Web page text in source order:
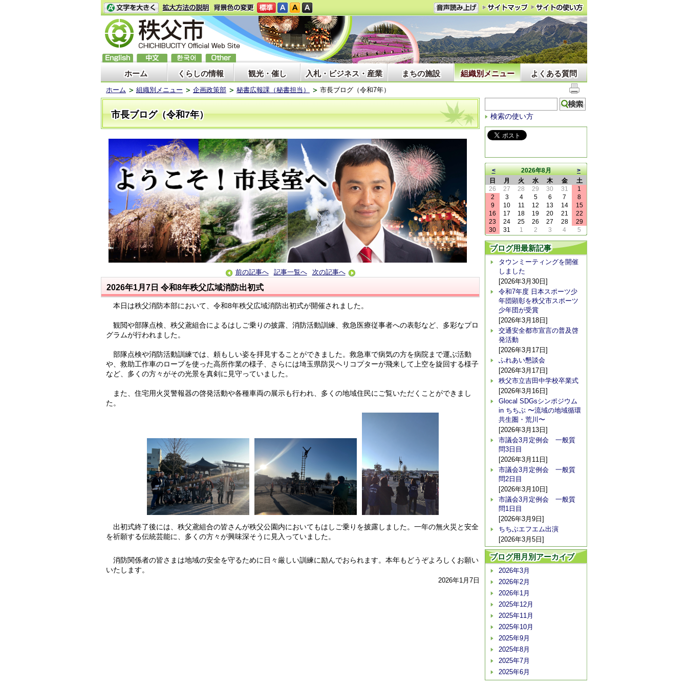
ホーム くらしの情報 観光・催し 入札・ビジネス・産業 まちの施設 組織別メニュー よくある質問
ホーム 組織別メニュー 企画政策部 秘書広報課（秘書担当） 市長ブログ（令和7年）
市長ブログ（令和7年）
前の記事へ 記事一覧へ 次の記事へ
2026年1月7日 令和8年秩父広域消防出初式
本日は秩父消防本部において、令和8年秩父広域消防出初式が開催されました。
観閲や部隊点検、秩父鳶組合によるはしご乗りの披露、消防活動訓練、救急医療従事者への表彰など、多彩なプロ
グラムが行われました。
部隊点検や消防活動訓練では、頼もしい姿を拝見することができました。救急車で病気の方を病院まで運ぶ活動
や、救助工作車のロープを使った高所作業の様子、さらには埼玉県防災ヘリコプターが飛来して上空を旋回する様子
など、多くの方々がその光景を真剣に見守っていました。
また、住宅用火災警報器の啓発活動や各種車両の展示も行われ、多くの地域住民にご覧いただくことができまし
た。
出初式終了後には、秩父鳶組合の皆さんが秩父公園内においてもはしご乗りを披露しました。一年の無火災と安全
を祈願する伝統芸能に、多くの方々が興味深そうに見入っていました。
消防関係者の皆さまは地域の安全を守るために日々厳しい訓練に励んでおられます。本年もどうぞよろしくお願い
いたします。
2026年1月7日
検索の使い方
< 2026年8月
>
日
月 火 水 木 金
土
26
27 28 29 30 31
1
2
3 4 5 6 7
8
9
10 11 12 13 14
15
16
17 18 19 20 21
22
23
24 25 26 27 28
29
30
31 1 2 3 4 5
ブログ用最新記事
タウンミーティングを開催
しました
[2026年3月30日]
令和7年度 日本スポーツ少
年団顕彰を秩父市スポーツ
少年団が受賞
[2026年3月18日]
交通安全都市宣言の普及啓
発活動
[2026年3月17日]
ふれあい懇談会
[2026年3月17日]
秩父市立吉田中学校卒業式
[2026年3月16日]
Glocal SDGsシンポジウム
in ちちぶ 〜流域の地域循環
共生圏・荒川〜
[2026年3月13日]
市議会3月定例会 一般質
問3日目
[2026年3月11日]
市議会3月定例会 一般質
問2日目
[2026年3月10日]
市議会3月定例会 一般質
問1日目
[2026年3月9日]
ちちぶエフエム出演
[2026年3月5日]
ブログ用月別アーカイブ
2026年3月
2026年2月
2026年1月
2025年12月
2025年11月
2025年10月
2025年9月
2025年8月
2025年7月
2025年6月